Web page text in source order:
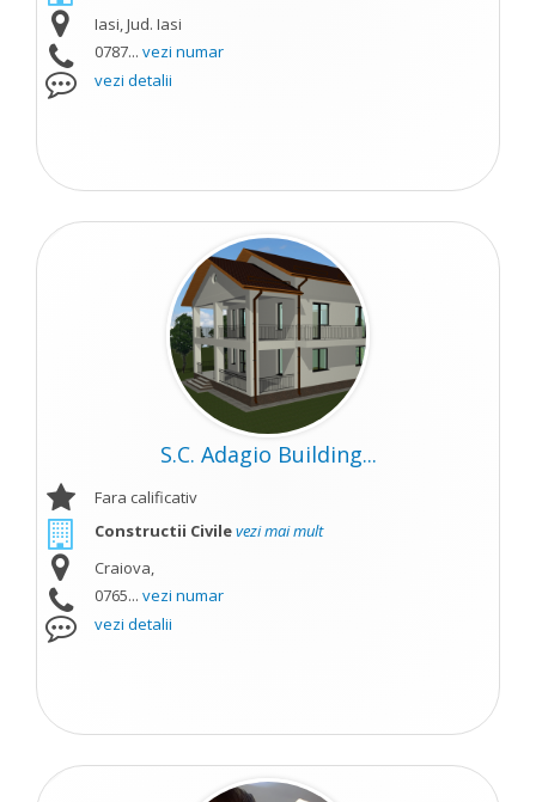
Iasi, Jud. Iasi
0787... vezi numar
vezi detalii
S.C. Adagio Building...
Fara calificativ
Constructii Civilevezi mai mult
Craiova,
0765... vezi numar
vezi detalii